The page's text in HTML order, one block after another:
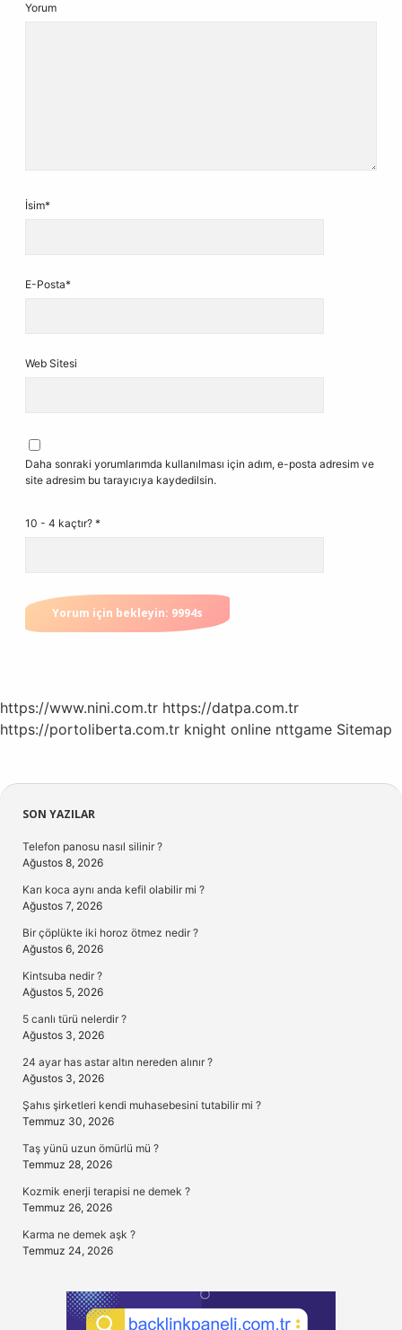
Yorum
İsim*
E-Posta*
Web Sitesi
Daha sonraki yorumlarımda kullanılması için adım, e-posta adresim ve
site adresim bu tarayıcıya kaydedilsin.
10 - 4 kaçtır? *
https://www.nini.com.tr https://datpa.com.tr
https://portoliberta.com.tr knight online nttgame Sitemap
Sidebar
SON YAZILAR
Telefon panosu nasıl silinir ?
Ağustos 8, 2026
Karı koca aynı anda kefil olabilir mi ?
Ağustos 7, 2026
Bir çöplükte iki horoz ötmez nedir ?
Ağustos 6, 2026
Kintsuba nedir ?
Ağustos 5, 2026
5 canlı türü nelerdir ?
Ağustos 3, 2026
24 ayar has astar altın nereden alınır ?
Ağustos 3, 2026
Şahıs şirketleri kendi muhasebesini tutabilir mi ?
Temmuz 30, 2026
Taş yünü uzun ömürlü mü ?
Temmuz 28, 2026
Kozmik enerji terapisi ne demek ?
Temmuz 26, 2026
Karma ne demek aşk ?
Temmuz 24, 2026